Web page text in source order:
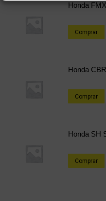
Honda
Comprar
Honda
Comprar
Honda SH
Comprar